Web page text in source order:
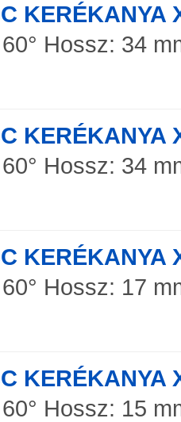
KERÉKANYA
Hossz: 34
KERÉKANYA
Hossz: 34
KERÉKANYA
Hossz: 17
KERÉKANYA
Hossz: 15